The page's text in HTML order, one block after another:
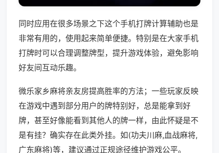
同时应用在很多场景之下这个手机打牌计算辅助也是
非常有用的，使用起来简单便捷。特别是在大家手机
打牌时可以合理调整牌型，提升游戏体验，避免影响
好友间互动乐趣。
微乐家乡麻将亲友房提高胜率的方法；一些玩家反映
在游戏中遇到部分用户的牌特别好，总是能拿到好
牌，甚至好像能看到其他人的牌一样，由此怀疑是不
是有挂？确实存在此类外挂。如(功夫川麻,血战麻将,
广东麻将)等，建议通过正规途径维护游戏公平。